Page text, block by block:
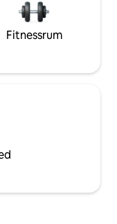
Fitnessrum